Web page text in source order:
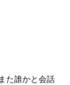
た誰かと会話